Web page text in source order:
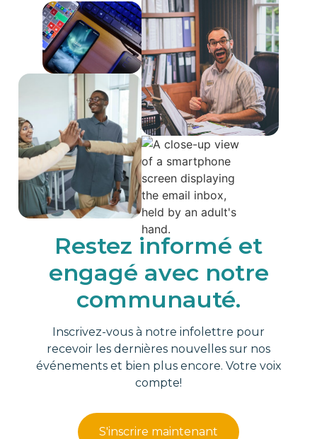
Restez informé et
engagé avec notre
communauté.
Inscrivez-vous à notre infolettre pour
recevoir les dernières nouvelles sur nos
événements et bien plus encore. Votre voix
compte!
S'inscrire maintenant